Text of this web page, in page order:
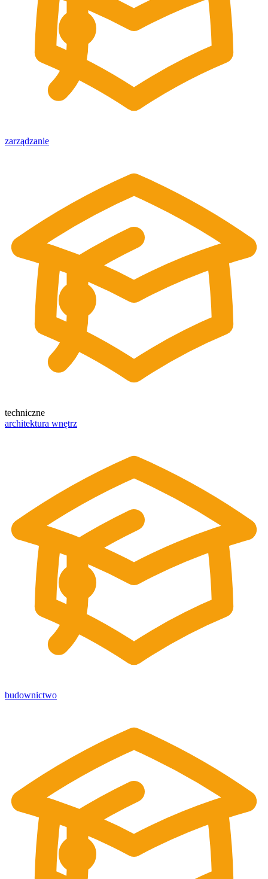
zarządzanie
techniczne
architektura wnętrz
budownictwo